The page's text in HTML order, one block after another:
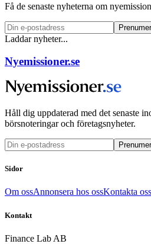
Få de senaste nyheterna om
Laddar nyheter...
Nyemissioner.se
Håll dig uppdaterad med det senaste
börsnoteringar och företagsnyheter.
Sidor
Om ossAnnonsera hos ossKontakta oss
Kontakt
Finance Lab AB